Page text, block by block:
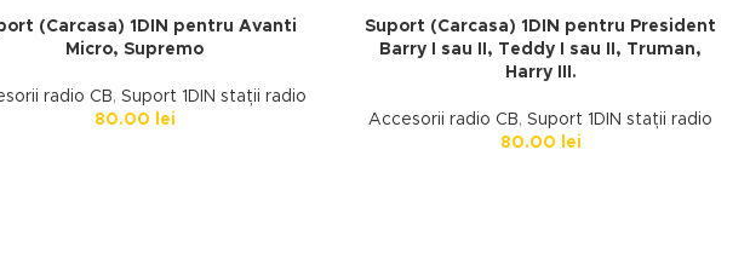
(Carcasa) 1DIN pentru Avanti
Micro, Supremo
radio CB,Suport 1DIN stații radio
80.00
lei
Suport (Carcasa) 1DIN pentru President
Barry I sau II, Teddy I sau II, Truman,
Harry III.
Accesorii radio CB,Suport 1DIN stații radio
80.00
lei